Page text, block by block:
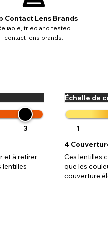
Contact Lens Brands
tried and tested
contact lens brands.
3
et à retirer
lentilles
Échelle de
1
4
Ces lentilles
que les
couverture